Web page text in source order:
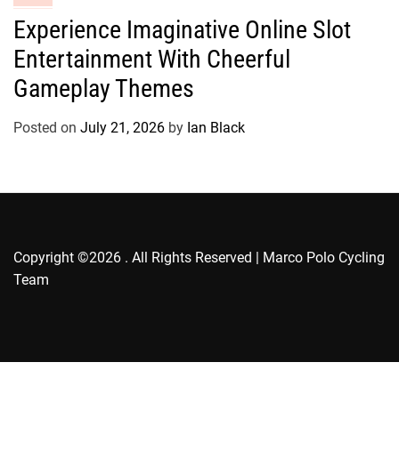
s
a
e
g
o
r
Experience Imaginative Online Slot
Entertainment With Cheerful
Gameplay Themes
Posted on July 21, 2026 by Ian Black
Copyright ©2026 . All Rights Reserved | Marco Polo Cycling
Team